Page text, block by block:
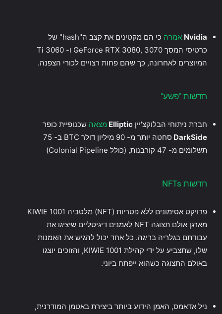
Nvidia אמרה
כי הם מקטינים את קצב ה"hash" של
כרטיסי המסך GeForce RTX 3080, 3070 ו- 3060 Ti
המיוצרים לאחרונה, כך שהם פחות רצויים לכורי הצפנה.
חדשות "פשע"
חברת ניתוחי הבלוקצ'יין Elliptic מצאה שכנופיית כופר
DarkSide
סחטה יותר מ- 90 מיליון דולר BTC ב- 75
תשלומים מ- 47 קורבנות, (כולל Colonial Pipeline)
חדשות NFTs
פרויקט אסימונים ללא פטריות (NFT) מלטביה KIWIE 1001
מארגן אולם תצוגה NFT לאמנים דיגיטליים שיציגו את
עבודתם בגלריה בריגה. כל אחד יכול להגיש את האמנות
שלו, שתצביע על ידי קהילת KIWIE 1001, והזוכים יוצגו
באולם התצוגה כשהוא ייפתח ביוני.
ניל אדאמס, האמן הידוע ביותר ביצירת באטמן המודרנית,